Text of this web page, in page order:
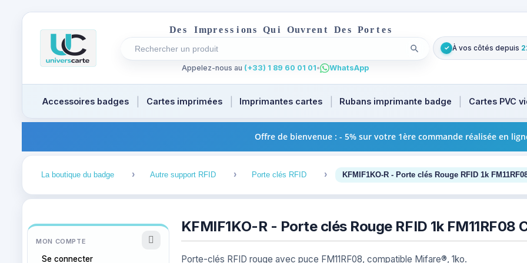
Des Impres s i ons Qu i Ouvren t Des Por t es
Rechercher un produit
Recherches récentes au focus. Tapez au moins 2 caractères pour les suggestions
Lancer la recherche
Appelez-nous au (+33) 1 89 60 01 01• WhatsApp
✓ À vos côtés depuis
Accessoires badges Cartes imprimées Imprimantes cartes Rubans imprimante badge Cartes PVC
Offre de bienvenue : - 5% sur votre 1ère commande réalisée en
La boutique du badge Autre support RFID Porte clés RFID KFMIF1KO-R - Porte clés Rouge RFID 1k
MON COMPTE
Se connecter
KFMIF1KO-R - Porte clés Rouge RFID 1k
Porte-clés RFID rouge avec puce FM11RF08, compatible Mifare®, 1ko.